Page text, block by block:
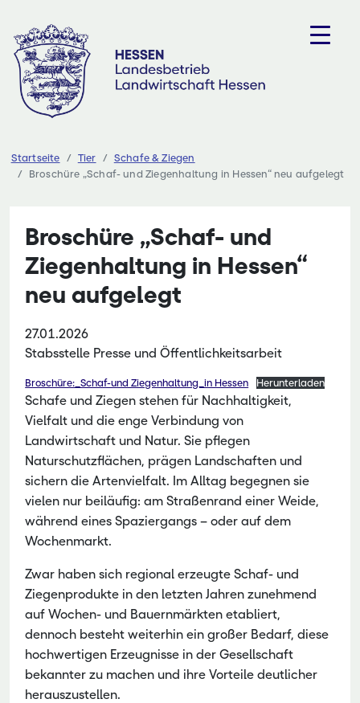
Inhalt
springen
Startseite Tier
Schafe & Ziegen
Broschüre „Schaf- und Ziegenhaltung in Hessen“ neu aufgelegt
Broschüre „Schaf- und
Ziegenhaltung in Hessen“
neu aufgelegt
27.01.2026
Stabsstelle Presse und Öffentlichkeitsarbeit
Broschüre:_Schaf-und Ziegenhaltung_in Hessen Herunterladen
Schafe und Ziegen stehen für Nachhaltigkeit,
Vielfalt und die enge Verbindung von
Landwirtschaft und Natur. Sie pflegen
Naturschutzflächen, prägen Landschaften und
sichern die Artenvielfalt. Im Alltag begegnen sie
vielen nur beiläufig: am Straßenrand einer Weide,
während eines Spaziergangs – oder auf dem
Wochenmarkt.
Zwar haben sich regional erzeugte Schaf- und
Ziegenprodukte in den letzten Jahren zunehmend
auf Wochen- und Bauernmärkten etabliert,
dennoch besteht weiterhin ein großer Bedarf, diese
hochwertigen Erzeugnisse in der Gesellschaft
bekannter zu machen und ihre Vorteile deutlicher
herauszustellen.